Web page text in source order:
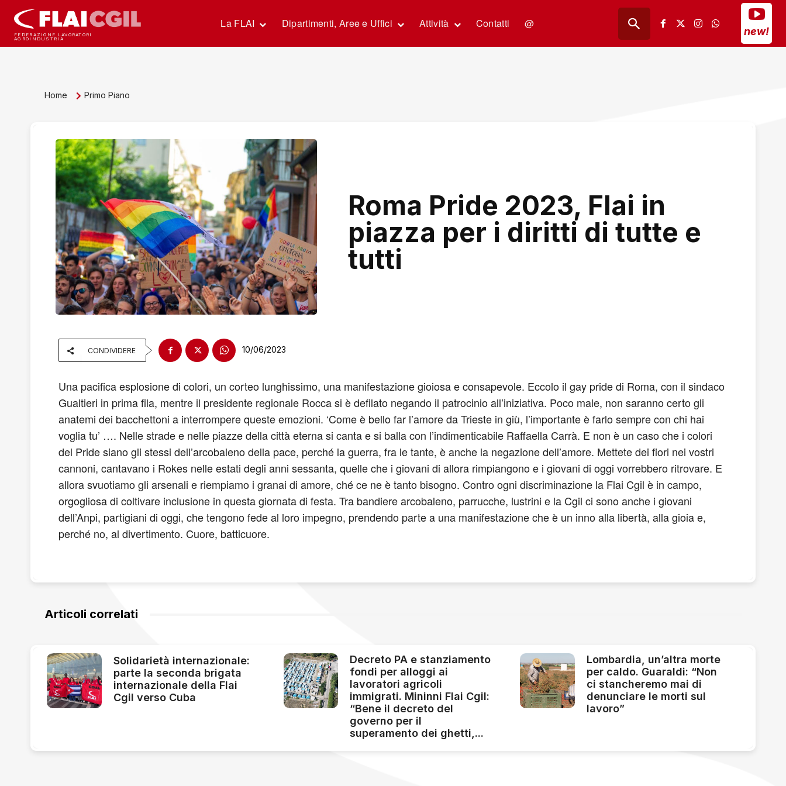
FEDERAZIONE LAVORATORI
AGROINDUSTRIA
La FLAI Dipartimenti, Aree e Uffici Attività Contatti @
new!
Home Primo Piano
Roma Pride 2023, Flai in
piazza per i diritti di tutte e
tutti
CONDIVIDERE 10/06/2023
Una pacifica esplosione di colori, un corteo lunghissimo, una manifestazione gioiosa e consapevole. Eccolo il gay pride di Roma, con il sindaco
Gualtieri in prima fila, mentre il presidente regionale Rocca si è defilato negando il patrocinio all’iniziativa. Poco male, non saranno certo gli
anatemi dei bacchettoni a interrompere queste emozioni. ‘Come è bello far l’amore da Trieste in giù, l’importante è farlo sempre con chi hai
voglia tu’ …. Nelle strade e nelle piazze della città eterna si canta e si balla con l’indimenticabile Raffaella Carrà. E non è un caso che i colori
del Pride siano gli stessi dell’arcobaleno della pace, perché la guerra, fra le tante, è anche la negazione dell’amore. Mettete dei fiori nei vostri
cannoni, cantavano i Rokes nelle estati degli anni sessanta, quelle che i giovani di allora rimpiangono e i giovani di oggi vorrebbero ritrovare. E
allora svuotiamo gli arsenali e riempiamo i granai di amore, ché ce ne è tanto bisogno. Contro ogni discriminazione la Flai Cgil è in campo,
orgogliosa di coltivare inclusione in questa giornata di festa. Tra bandiere arcobaleno, parrucche, lustrini e la Cgil ci sono anche i giovani
dell’Anpi, partigiani di oggi, che tengono fede al loro impegno, prendendo parte a una manifestazione che è un inno alla libertà, alla gioia e,
perché no, al divertimento. Cuore, batticuore.
Articoli correlati
Solidarietà internazionale:
parte la seconda brigata
internazionale della Flai
Cgil verso Cuba
Decreto PA e stanziamento
fondi per alloggi ai
lavoratori agricoli
immigrati. Mininni Flai Cgil:
“Bene il decreto del
governo per il
superamento dei ghetti,...
Lombardia, un’altra morte
per caldo. Guaraldi: “Non
ci stancheremo mai di
denunciare le morti sul
lavoro”